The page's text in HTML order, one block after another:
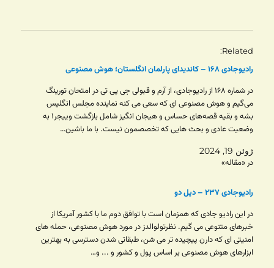
Related
رادیوجادی ۱۶۸ – کاندیدای پارلمان انگلستان؛ هوش مصنوعی
در شماره ۱۶۸ از رادیوجادی، از آرم و قبولی جی پی تی در امتحان تورینگ
می‌گیم و هوش مصنوعی ای که سعی می کنه نماینده مجلس انگلیس
بشه و بقیه قصه‌های حساس و هیجان انگیز شامل بازگشت وییجر۱ به
وضعیت عادی و بحث هایی که تخصصمون نیست. با ما باشین…
ژوئن 19, 2024
در «مقاله»
رادیوجادی ۲۳۷ – دیل دو
در این رادیو جادی که همزمان است با توافق دوم ما با کشور آمریکا از
خبرهای متنوعی می گیم. نظرتولوالدز در مورد هوش مصنوعی، حمله های
امنیتی ای که دارن پیچیده تر می شن، طبقاتی شدن دسترسی به بهترین
ابزارهای هوش مصنوعی بر اساس پول و کشور و ... و…